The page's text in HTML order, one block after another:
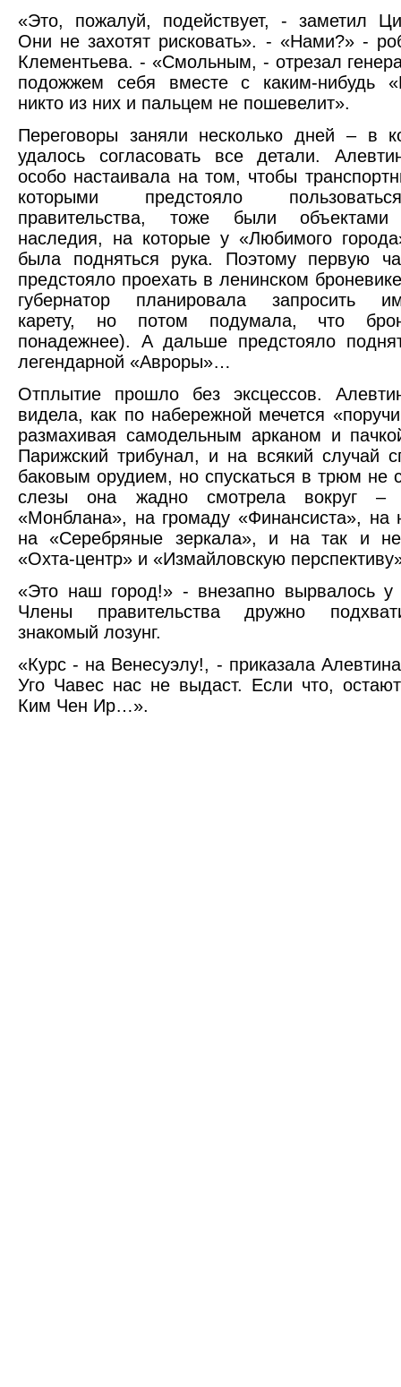
«Это, пожалуй, подействует, - заметил
Они не захотят рисковать». - «Нами?» -
Клементьева. - «Смольным, - отрезал
подожжем себя вместе с каким-нибудь
никто из них и пальцем не пошевелит».
Переговоры заняли несколько дней – в
удалось согласовать все детали.
особо настаивала на том, чтобы
которыми предстояло
правительства, тоже были объектами
наследия, на которые у «Любимого
была подняться рука. Поэтому первую
предстояло проехать в ленинском
губернатор планировала запросить
карету, но потом подумала, что
понадежнее). А дальше предстояло
легендарной «Авроры»…
Отплытие прошло без эксцессов.
видела, как по набережной мечется
размахивая самодельным арканом и
Парижский трибунал, и на всякий случай
баковым орудием, но спускаться в трюм не
слезы она жадно смотрела вокруг –
«Монблана», на громаду «Финансиста», на
на «Серебряные зеркала», и на так и
«Охта-центр» и «Измайловскую
«Это наш город!» - внезапно вырвалось у
Члены правительства дружно
знакомый лозунг.
«Курс - на Венесуэлу!, - приказала
Уго Чавес нас не выдаст. Если что,
Ким Чен Ир…».